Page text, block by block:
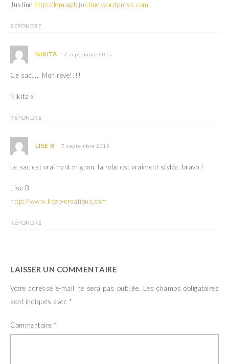
Justine http://lemagdejustine.wordpress.com
RÉPONDRE
NIKITA 7 septembre 2015
Ce sac….. Mon reve!!!!
Nikita x
RÉPONDRE
LISE B 7 septembre 2015
Le sac est vraiment mignon, la robe est vraiment stylée, bravo !
Lise B
http://www.liseb-creations.com
RÉPONDRE
LAISSER UN COMMENTAIRE
Votre adresse e-mail ne sera pas publiée. Les champs obligatoires
sont indiqués avec *
Commentaire *